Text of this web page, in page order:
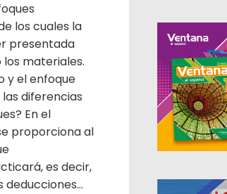
los cuales la
presentada
materiales.
y el enfoque
diferencias
En el
proporciona al
es decir,